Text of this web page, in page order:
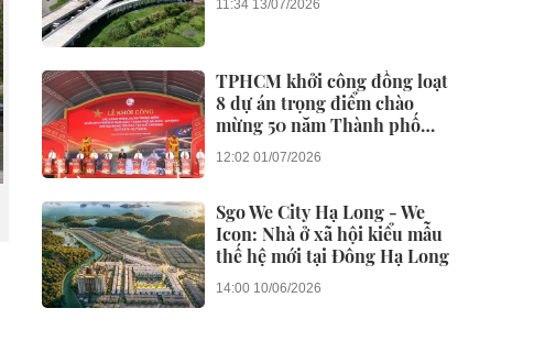
11:34 13/07/2026
TPHCM khởi công đồng loạt
8 dự án trọng điểm chào
mừng 50 năm Thành phố
vinh dự mang tên Bác
12:02 01/07/2026
Sgo We City Hạ Long - We
Icon: Nhà ở xã hội kiểu mẫu
thế hệ mới tại Đông Hạ Long
14:00 10/06/2026